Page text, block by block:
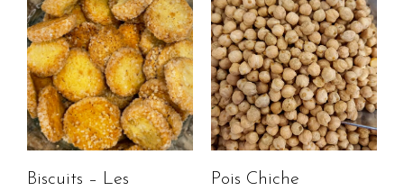
Biscuits – Les
Pois Chiche